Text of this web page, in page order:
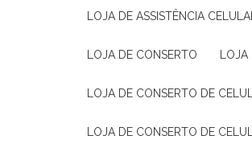
LOJA DE ASSISTÊNCIA
LOJA DE CONSERTO
LOJA DE CONSERTO DE
LOJA DE CONSERTO DE